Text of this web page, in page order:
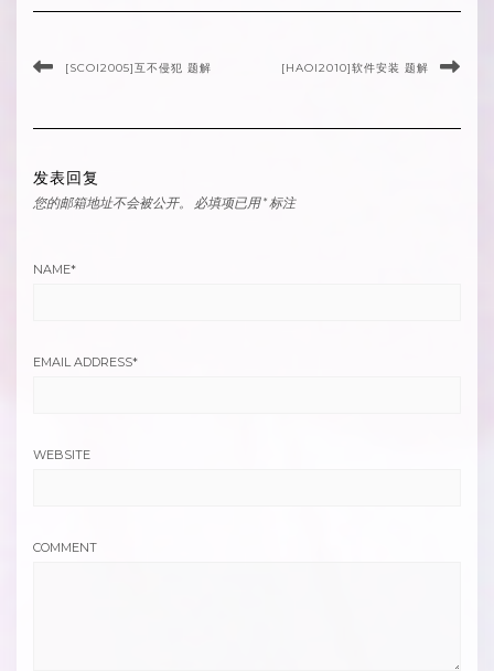
[SCOI2005]互不侵犯 题解 [HAOI2010]软件安装 题解
发表回复
您的邮箱地址不会被公开。 必填项已用*标注
NAME*
EMAIL ADDRESS*
WEBSITE
COMMENT